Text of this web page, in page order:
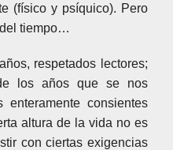
(físico y psíquico). Pero
tiempo…
respetados lectores;
los años que se nos
consientes
altura de la vida no es
con ciertas exigencias